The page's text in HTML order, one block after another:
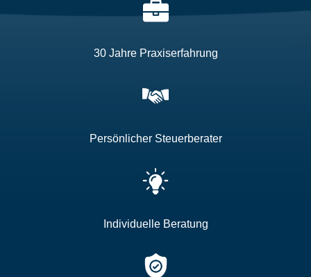
30 Jahre Praxiserfahrung
Persönlicher Steuerberater
Individuelle Beratung